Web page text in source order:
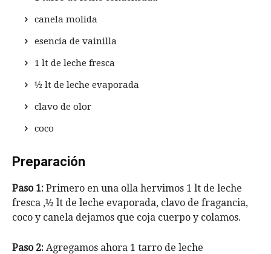
canela molida
esencia de vainilla
1 lt de leche fresca
½ lt de leche evaporada
clavo de olor
coco
Preparación
Paso 1: Primero en una olla hervimos 1 lt de leche
fresca ,½ lt de leche evaporada, clavo de fragancia,
coco y canela dejamos que coja cuerpo y colamos.
Paso 2: Agregamos ahora 1 tarro de leche